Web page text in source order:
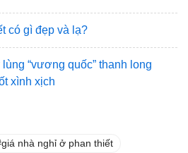
có gì đẹp và lạ?
“vương quốc” thanh long
xình xịch
giá nhà nghỉ ở phan thiết